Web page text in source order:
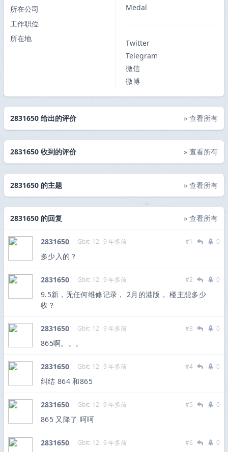
所在公司
工作职位
所在地
Medal
Twitter
Telegram
微信
微博
2831650 给出的评价 » 查看所有
2831650 收到的评价 » 查看所有
2831650 的主题 » 查看所有
2831650 的回复 » 查看所有
2831650 Gbit: 12 9 年多前 #1 0
多少入的？
2831650 Gbit: 12 9 年多前 #2 0
9.5新，无任何维修记录， 2月的港版， 楼主想多少
收？
2831650 Gbit: 12 9 年多前 #3 0
865啊。。。
2831650 Gbit: 12 9 年多前 #4 0
纠结 864 和865
2831650 Gbit: 12 9 年多前 #5 0
865 又降了 呵呵
2831650 Gbit: 12 9 年多前 #6 0